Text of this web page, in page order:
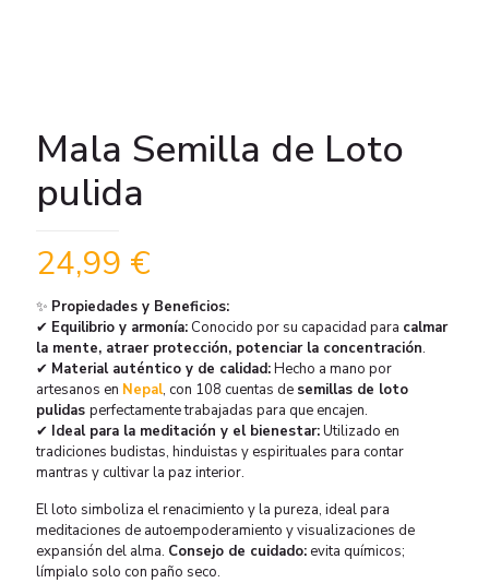
Mala Semilla de Loto
pulida
24,99 €
✨ Propiedades y Beneficios:
✔ Equilibrio y armonía: Conocido por su capacidad para calmar
la mente, atraer protección, potenciar la concentración.
✔ Material auténtico y de calidad:Hecho a mano por
artesanos en Nepal, con 108 cuentas de semillas de loto
pulidas perfectamente trabajadas para que encajen.
✔ Ideal para la meditación y el bienestar:Utilizado en
tradiciones budistas, hinduistas y espirituales para contar
mantras y cultivar la paz interior.
El loto simboliza el renacimiento y la pureza, ideal para
meditaciones de autoempoderamiento y visualizaciones de
expansión del alma. Consejo de cuidado: evita químicos;
límpialo solo con paño seco.